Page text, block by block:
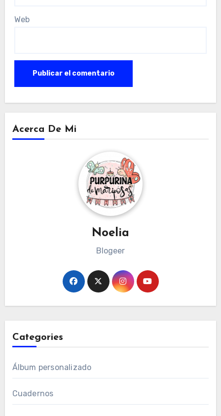
Web
Acerca De Mi
Noelia
Blogeer
Categories
Álbum personalizado
Cuadernos